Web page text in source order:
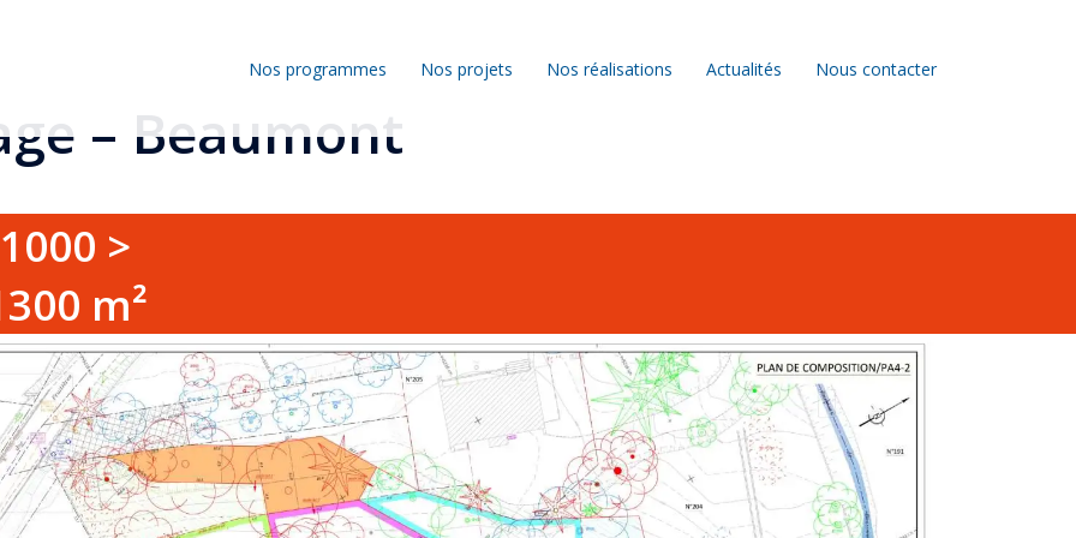
Nos programmes Nos projets Nos réalisations Actualités Nous contacter
– Beaumont
1000 >
m²